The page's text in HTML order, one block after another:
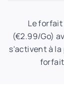
Le forfait
(€2.99/Go)
s'activent à